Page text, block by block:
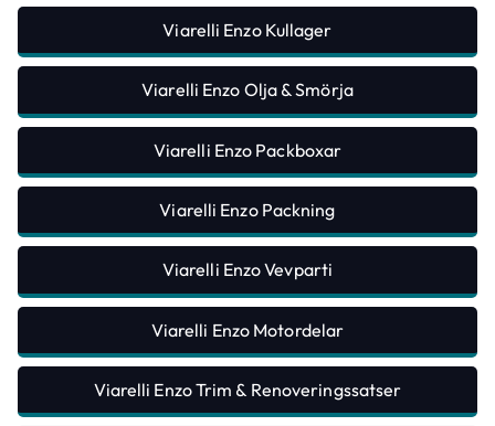
Viarelli Enzo Kullager
Viarelli Enzo Olja & Smörja
Viarelli Enzo Packboxar
Viarelli Enzo Packning
Viarelli Enzo Vevparti
Viarelli Enzo Motordelar
Viarelli Enzo Trim & Renoveringssatser